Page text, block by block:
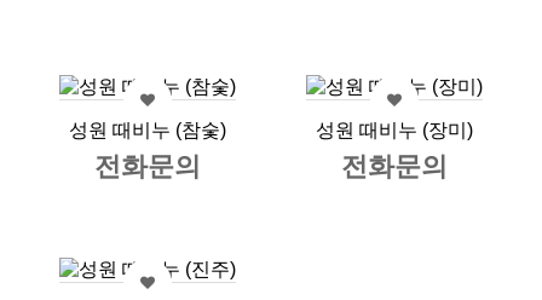
성원 때비누 (참숯)
전화문의
성원 때비누 (장미)
전화문의